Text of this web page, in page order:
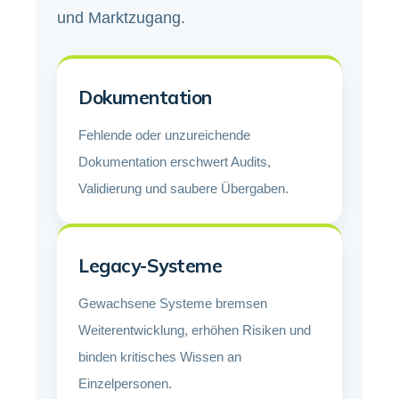
und Marktzugang.
Dokumentation
Fehlende oder unzureichende
Dokumentation erschwert Audits,
Validierung und saubere Übergaben.
Legacy-Systeme
Gewachsene Systeme bremsen
Weiterentwicklung, erhöhen Risiken und
binden kritisches Wissen an
Einzelpersonen.